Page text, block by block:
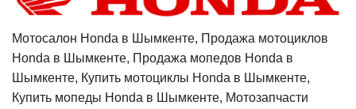
Мотосалон Honda в Шымкенте, Продажа мотоциклов
Honda в Шымкенте, Продажа мопедов Honda в
Шымкенте, Купить мотоциклы Honda в Шымкенте,
Купить мопеды Honda в Шымкенте, Мотозапчасти